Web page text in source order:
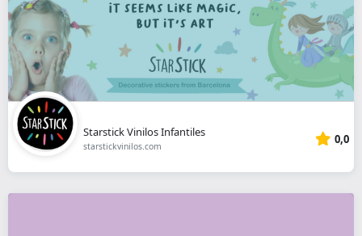
Starstick Vinilos Infantiles
starstickvinilos.com 0,0